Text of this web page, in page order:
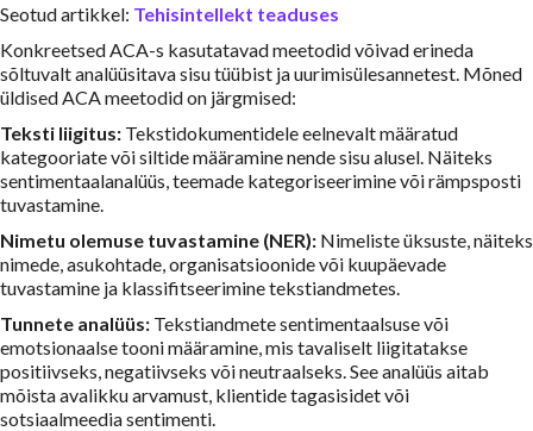
Seotud artikkel: Tehisintellekt teaduses
Konkreetsed ACA-s kasutatavad meetodid võivad erineda
sõltuvalt analüüsitava sisu tüübist ja uurimisülesannetest. Mõned
üldised ACA meetodid on järgmised:
Teksti liigitus: Tekstidokumentidele eelnevalt määratud
kategooriate või siltide määramine nende sisu alusel. Näiteks
sentimentaalanalüüs, teemade kategoriseerimine või rämpsposti
tuvastamine.
Nimetu olemuse tuvastamine (NER): Nimeliste üksuste, näiteks
nimede, asukohtade, organisatsioonide või kuupäevade
tuvastamine ja klassifitseerimine tekstiandmetes.
Tunnete analüüs: Tekstiandmete sentimentaalsuse või
emotsionaalse tooni määramine, mis tavaliselt liigitatakse
positiivseks, negatiivseks või neutraalseks. See analüüs aitab
mõista avalikku arvamust, klientide tagasisidet või
sotsiaalmeedia sentimenti.